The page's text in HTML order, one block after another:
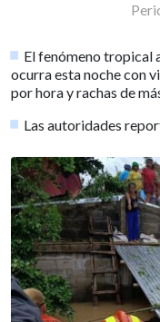
El fenómeno tropical
ocurra esta noche con
por hora y rachas de
Las autoridades